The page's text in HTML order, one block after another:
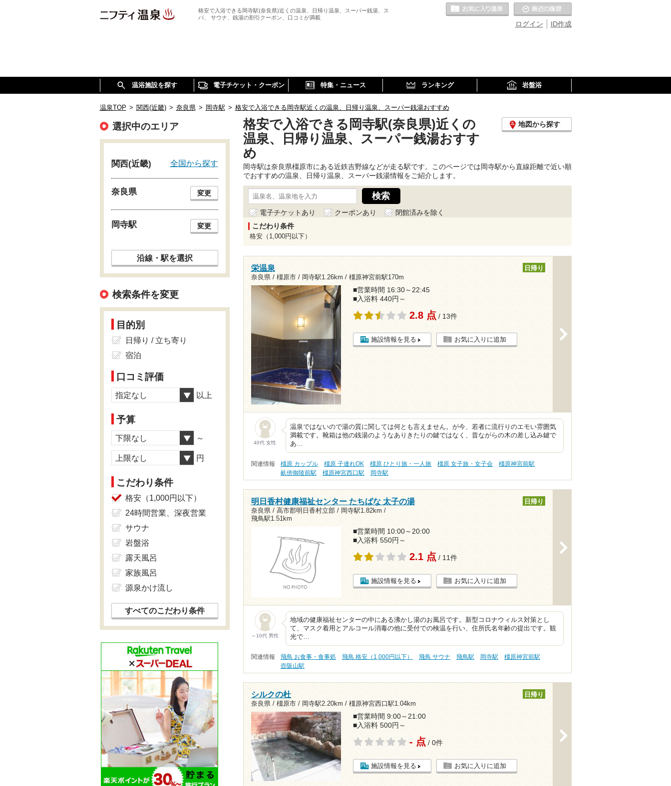
格安で入浴できる岡寺駅(奈良県)近くの温泉、日帰り温泉、スーパー銭湯、ス
パ、 サウナ、銭湯の割引クーポン、口コミが満載
ID作成
ログイン
お気に入りの温泉
温浴施設を探す 電子チケット・クーポン 特集・ニュース ランキング 岩盤浴
温泉TOP > 関西(近畿) > 奈良県 > 岡寺駅 > 格安で入浴できる岡寺駅近くの温泉、日帰り温泉、スーパー銭湯おすすめ
格安で入浴できる岡寺駅(奈良県)近くの
温泉、日帰り温泉、スーパー銭湯おすす
め
地図から探す
岡寺駅は奈良県橿原市にある近鉄吉野線などが走る駅です。このページでは岡寺駅から直線距離で近い順
でおすすめの温泉、日帰り温泉、スーパー銭湯情報をご紹介します。
電子チケットあり クーポンあり
閉館済みを除く
こだわり条件
格安（1,000円以下）
栄温泉
奈良県 / 橿原市 / 岡寺駅1.26km / 橿原神宮前駅170m
日帰り
■営業時間 16:30～22:45
■入浴料 440円～
2.8 点 / 13件
施設情報を見る お気に入りに追加
40代 女性
温泉ではないので湯の質に関しては何とも言えません。が今、若者に流行りのエモい雰囲気
満載です。靴箱は他の銭湯のようなありきたりの鍵ではなく、昔ながらの木の差し込み鍵で
あ…
関連情報 橿原 カップル 橿原 子連れOK 橿原 ひとり旅・一人旅 橿原 女子旅・女子会
橿原神宮前駅
畝傍御陵前駅
橿原神宮西口駅 岡寺駅
明日香村健康福祉センター たちばな 太子の湯
奈良県 / 高市郡明日香村立部 / 岡寺駅1.82km /
飛鳥駅1.51km
日帰り
■営業時間 10:00～20:00
■入浴料 550円～
2.1 点 / 11件
施設情報を見る お気に入りに追加
～10代 男性
地域の健康福祉センターの中にある沸かし湯のお風呂です。新型コロナウィルス対策とし
て、マスク着用とアルコール消毒の他に受付での検温を行い、住所氏名年齢の提出です。観
光で…
関連情報 飛鳥 お食事・食事処 飛鳥 格安（1,000円以下） 飛鳥 サウナ 飛鳥駅 岡寺駅
橿原神宮前駅
壺阪山駅
シルクの杜
奈良県 / 橿原市 / 岡寺駅2.20km / 橿原神宮西口駅1.04km
日帰り
■営業時間 9:00～21:00
■入浴料 500円～
- 点 / 0件
施設情報を見る お気に入りに追加
選択中のエリア
関西(近畿) 全国から探す
奈良県 変更
岡寺駅 変更
沿線・駅を選択
検索条件を変更
目的別
日帰り / 立ち寄り
宿泊
口コミ評価
指定なし 以上
予算
下限なし ～
上限なし 円
こだわり条件
格安（1,000円以下）
24時間営業、深夜営業
サウナ
岩盤浴
露天風呂
家族風呂
源泉かけ流し
すべてのこだわり条件